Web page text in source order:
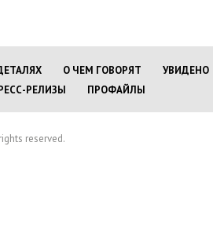
О ЧЕМ ГОВОРЯТ
УВИДЕНО
РЕЛИЗЫ ПРОФАЙЛЫ
reserved.